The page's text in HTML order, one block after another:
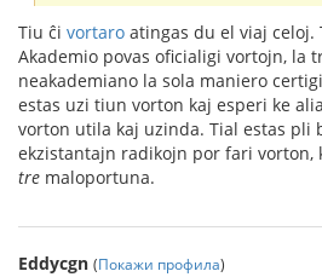
Tiu ĉi vortaro atingas du el viaj celoj.
Akademio povas oficialigi vortojn, la
neakademiano la sola maniero
estas uzi tiun vorton kaj esperi ke
vorton utila kaj uzinda. Tial estas pli
ekzistantajn radikojn por fari vorton,
tre maloportuna.
Eddycgn (Покажи профила)